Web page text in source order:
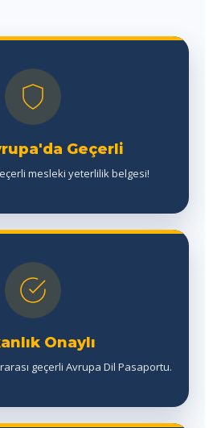
Geçerli
mesleki yeterlilik belgesi!
Onaylı
geçerli Avrupa Dil Pasaportu.